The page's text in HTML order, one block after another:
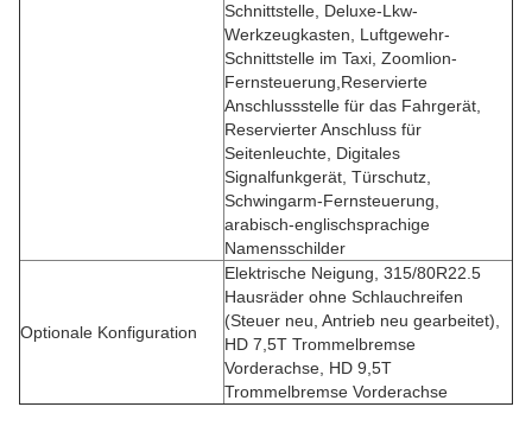
Schnittstelle, Deluxe-Lkw-
Werkzeugkasten, Luftgewehr-
Schnittstelle im Taxi, Zoomlion-
Fernsteuerung,Reservierte
Anschlussstelle für das Fahrgerät,
Reservierter Anschluss für
Seitenleuchte, Digitales
Signalfunkgerät, Türschutz,
Schwingarm-Fernsteuerung,
arabisch-englischsprachige
Namensschilder
Optionale Konfiguration
Elektrische Neigung, 315/80R22.5
Hausräder ohne Schlauchreifen
(Steuer neu, Antrieb neu gearbeitet),
HD 7,5T Trommelbremse
Vorderachse, HD 9,5T
Trommelbremse Vorderachse